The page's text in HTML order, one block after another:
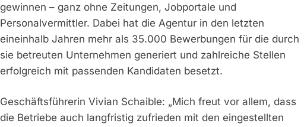
gewinnen – ganz ohne Zeitungen, Jobportale und
Personalvermittler. Dabei hat die Agentur in den letzten
eineinhalb Jahren mehr als 35.000 Bewerbungen für die durch
sie betreuten Unternehmen generiert und zahlreiche Stellen
erfolgreich mit passenden Kandidaten besetzt.
Geschäftsführerin Vivian Schaible: „Mich freut vor allem, dass
die Betriebe auch langfristig zufrieden mit den eingestellten